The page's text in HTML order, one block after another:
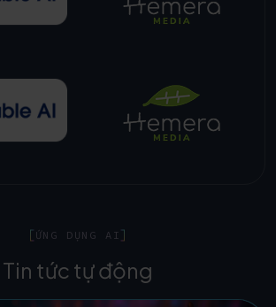
ỨNG DỤNG AI
Tin tức tự động